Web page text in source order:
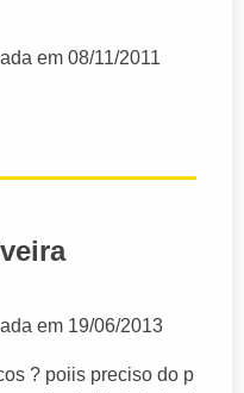
em 08/11/2011
em 19/06/2013
? poiis preciso do p